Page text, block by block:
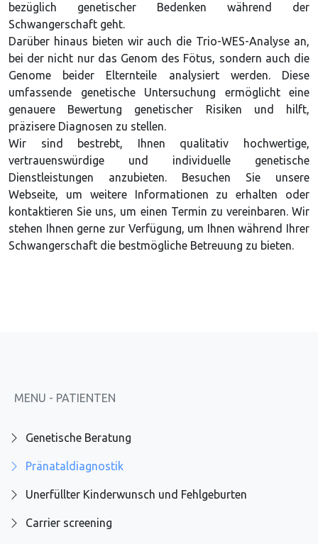
bezüglich genetischer Bedenken während der
Schwangerschaft geht.
Darüber hinaus bieten wir auch die Trio-WES-Analyse an,
bei der nicht nur das Genom des Fötus, sondern auch die
Genome beider Elternteile analysiert werden. Diese
umfassende genetische Untersuchung ermöglicht eine
genauere Bewertung genetischer Risiken und hilft,
präzisere Diagnosen zu stellen.
Wir sind bestrebt, Ihnen qualitativ hochwertige,
vertrauenswürdige und individuelle genetische
Dienstleistungen anzubieten. Besuchen Sie unsere
Webseite, um weitere Informationen zu erhalten oder
kontaktieren Sie uns, um einen Termin zu vereinbaren. Wir
stehen Ihnen gerne zur Verfügung, um Ihnen während Ihrer
Schwangerschaft die bestmögliche Betreuung zu bieten.
MENU - PATIENTEN
Genetische Beratung
Pränataldiagnostik
Unerfüllter Kinderwunsch und Fehlgeburten
Carrier screening